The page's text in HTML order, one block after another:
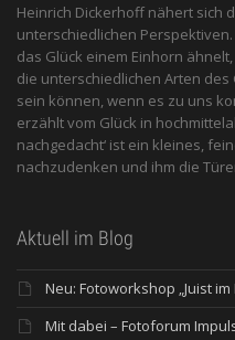
Heinrich Dickerhoff nähert sich
unterschiedlichen
das Glück einem Einhorn
die unterschiedlichen Arten
sein können, wenn es zu uns
erzählt vom Glück in
nachgedacht‘ ist ein kleines,
nachzudenken und ihm die
Aktuell im Blog
Neu: Fotoworkshop „Juist im
Mit dabei – Fotoforum